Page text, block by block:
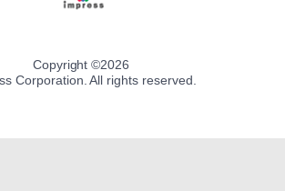
Copyright ©2026
Corporation. All rights reserved.